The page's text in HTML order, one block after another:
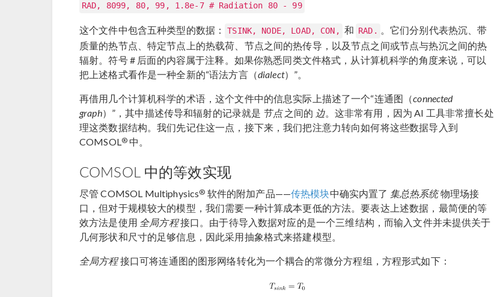
RAD, 8099, 80, 99, 1.8e-7 # Radiation 80 - 99
这个文件中包含五种类型的数据： TSINK, NODE, LOAD, CON, 和 RAD. 。它们分别代表热沉、带
质量的热节点、特定节点上的热载荷、节点之间的热传导，以及节点之间或节点与热沉之间的热
辐射。符号 # 后面的内容属于注释。如果你熟悉同类文件格式，从计算机科学的角度来说，可以
把上述格式看作是一种全新的“语法方言（dialect）”。
再借用几个计算机科学的术语，这个文件中的信息实际上描述了一个“连通图（connected
graph）”，其中描述传导和辐射的记录就是 节点之间的 边。这非常有用，因为 AI 工具非常擅长处
理这类数据结构。我们先记住这一点，接下来，我们把注意力转向如何将这些数据导入到
COMSOL® 中。
COMSOL 中的等效实现
尽管 COMSOL Multiphysics® 软件的附加产品——传热模块中确实内置了 集总热系统物理场接
口，但对于规模较大的模型，我们需要一种计算成本更低的方法。要表达上述数据，最简便的等
效方法是使用 全局方程接口。由于待导入数据对应的是一个三维结构，而输入文件并未提供关于
几何形状和尺寸的足够信息，因此采用抽象格式来搭建模型。
全局方程接口可将连通图的图形网络转化为一个耦合的常微分方程组，方程形式如下：